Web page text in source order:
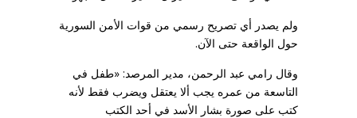
ولم يصدر أي تصريح رسمي من قوات الأمن السورية
حول الواقعة حتى الآن.
وقال رامي عبد الرحمن، مدير المرصد: «طفل في
التاسعة من عمره يجب ألا يعتقل ويضرب فقط لأنه
كتب على صورة بشار الأسد في أحد الكتب